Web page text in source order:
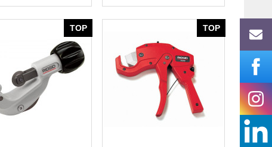
TOP TOP